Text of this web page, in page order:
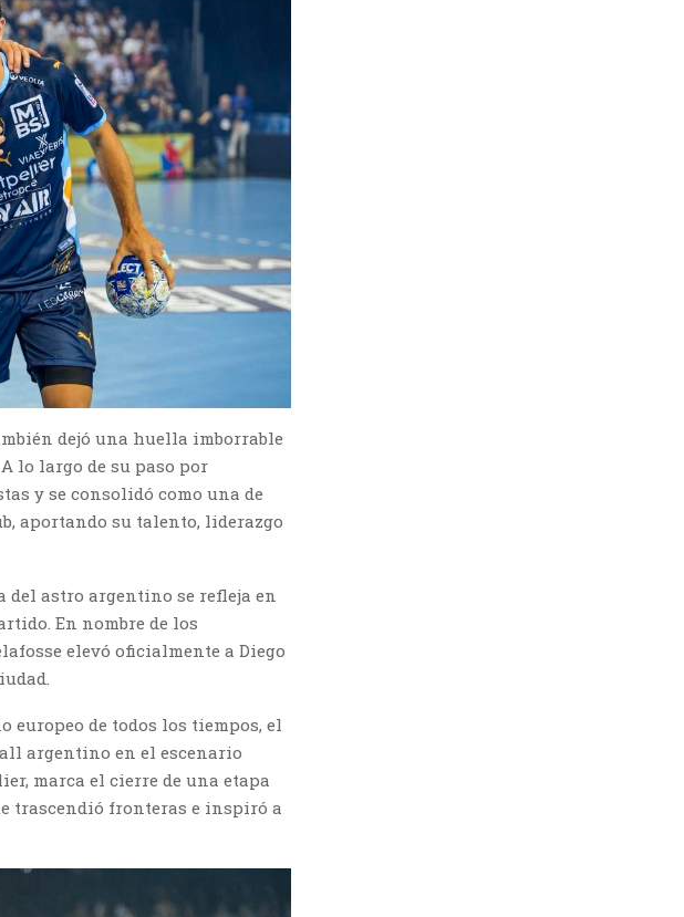
dejó una huella imborrable
lo largo de su paso por
y se consolidó como una de
aportando su talento, liderazgo
del astro argentino se refleja en
En nombre de los
elevó oficialmente a Diego
europeo de todos los tiempos, el
argentino en el escenario
marca el cierre de una etapa
trascendió fronteras e inspiró a